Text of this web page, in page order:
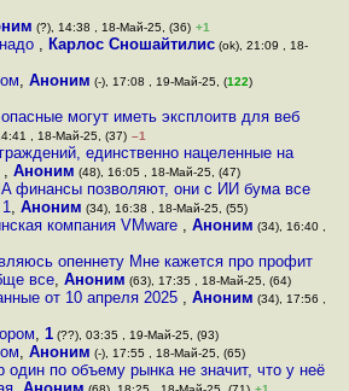
(?), 14:38 , 18-Май-25, (36) +1
, Карлос Сношайтилис(ok), 21:09 , 18-
, Аноним (-), 17:08 , 19-Май-25, (122)
могут иметь эксплоитв для веб
, 18-Май-25, (37) –1
единственно нацеленные на
,Аноним (48), 16:05 , 18-Май-25, (47)
финансы позволяют, они с ИИ бума все
, Аноним (34), 16:38 , 18-Май-25, (55)
компания VMware , Аноним (34), 16:40 ,
опеннету Мне кажется про профит
все, Аноним (63), 17:35 , 18-Май-25, (64)
от 10 апреля 2025 ,Аноним (34), 17:56 ,
,1 (??), 03:35 , 19-Май-25, (93)
, Аноним (-), 17:55 , 18-Май-25, (65)
один по объему рынка не значит, что у неё